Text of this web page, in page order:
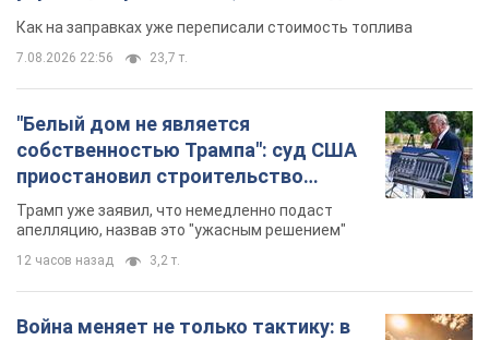
Война меняет не только тактику: в
НГУ показали инженерные решения
против российских FPV-дронов.
Фото
"Безумного Макса"